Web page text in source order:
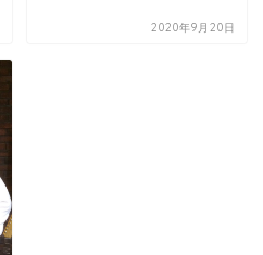
2020年9月20日